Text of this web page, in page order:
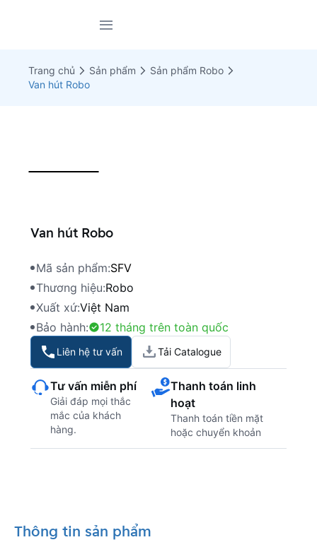
Sản phẩm
Tài liệu
Trang chủ Sản phẩm
Sản phẩm Robo
Van hút Robo
Van hút Robo
Mã sản phẩm:SFV
Thương hiệu:Robo
Xuất xứ:Việt Nam
Bảo hành:
12 tháng trên toàn quốc
Liên hệ tư vấn Tải Catalogue
Tư vấn miễn phí
Giải đáp mọi thắc
mắc của khách
hàng.
Thanh toán linh
hoạt
Thanh toán tiền mặt
hoặc chuyển khoản
Thông tin sản phẩm